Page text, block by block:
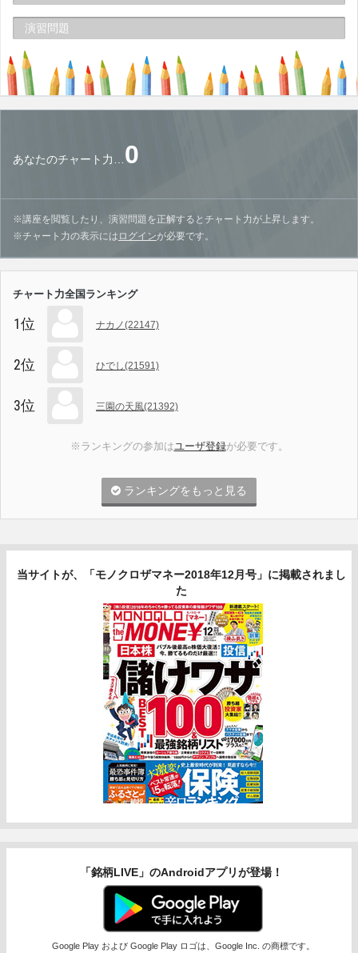
演習問題
あなたのチャート力… 0
※講座を閲覧したり、演習問題を正解するとチャート力が上昇します。
※チャート力の表示には ログインが必要です。
チャート力全国ランキング
1位 ナカノ(22147)
2位 ひでし(21591)
3位 三園の天風(21392)
※ランキングの参加はユーザ登録が必要です。
ランキングをもっと見る
当サイトが、「モノクロザマネー2018年12月号」に掲載されまし
た
「銘柄LIVE」のAndroidアプリが登場！
Google Play および Google Play ロゴは、Google Inc. の商標です。